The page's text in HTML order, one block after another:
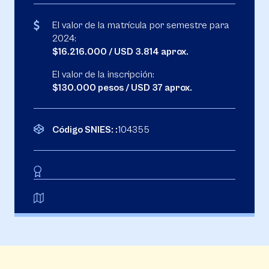
El valor de la matrícula por semestre para
2024:
$16.216.000 / USD 3.814 aprox.
El valor de la inscripción:
$130.000 pesos / USD 37 aprox.
Código SNIES: :104355